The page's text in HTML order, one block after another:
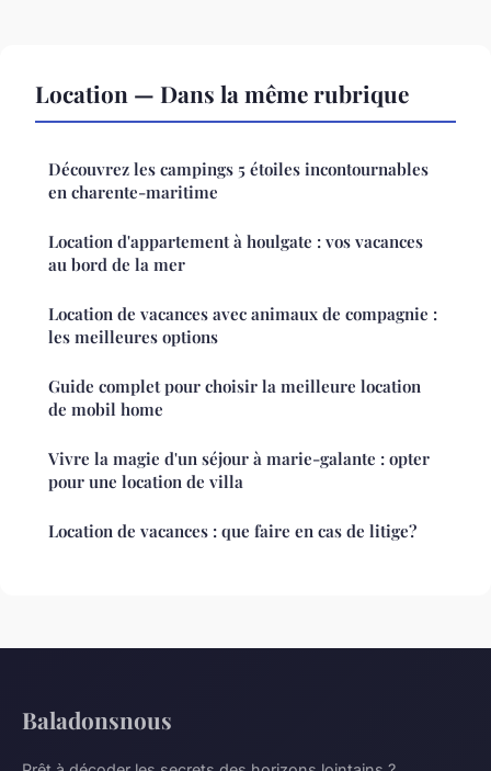
Location — Dans la même rubrique
Découvrez les campings 5 étoiles incontournables
en charente-maritime
Location d'appartement à houlgate : vos vacances
au bord de la mer
Location de vacances avec animaux de compagnie :
les meilleures options
Guide complet pour choisir la meilleure location
de mobil home
Vivre la magie d'un séjour à marie-galante : opter
pour une location de villa
Location de vacances : que faire en cas de litige?
Baladonsnous